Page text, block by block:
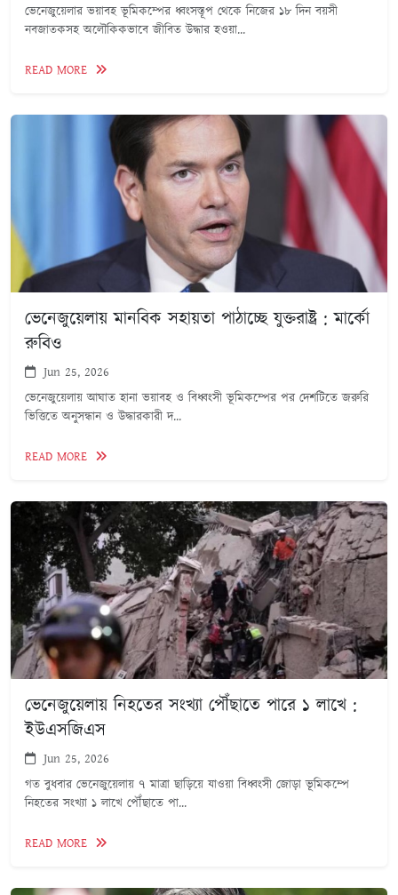
ভেনেজুয়েলার ভয়াবহ ভূমিকম্পের ধ্বংসস্তূপ থেকে নিজের ১৮ দিন বয়সী
নবজাতকসহ অলৌকিকভাবে জীবিত উদ্ধার হওয়া...
READ MORE
ভেনেজুয়েলায় মানবিক সহায়তা পাঠাচ্ছে যুক্তরাষ্ট্র : মার্কো
রুবিও
Jun 25, 2026
ভেনেজুয়েলায় আঘাত হানা ভয়াবহ ও বিধ্বংসী ভূমিকম্পের পর দেশটিতে জরুরি
ভিত্তিতে অনুসন্ধান ও উদ্ধারকারী দ...
READ MORE
ভেনেজুয়েলায় নিহতের সংখ্যা পৌঁছাতে পারে ১ লাখে :
ইউএসজিএস
Jun 25, 2026
গত বুধবার ভেনেজুয়েলায় ৭ মাত্রা ছাড়িয়ে যাওয়া বিধ্বংসী জোড়া ভূমিকম্পে
নিহতের সংখ্যা ১ লাখে পৌঁছাতে পা...
READ MORE